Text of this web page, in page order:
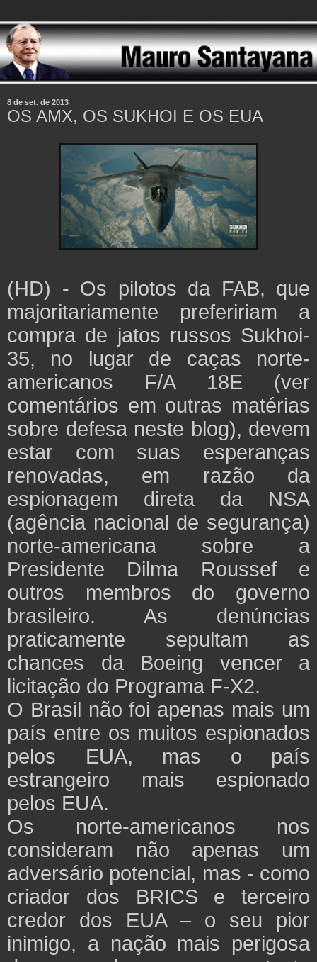
8 de set. de 2013
OS AMX, OS SUKHOI E OS EUA
(HD) - Os pilotos da FAB, que
majoritariamente prefeririam a
compra de jatos russos Sukhoi-
35, no lugar de caças norte-
americanos F/A 18E (ver
comentários em outras matérias
sobre defesa neste blog), devem
estar com suas esperanças
renovadas, em razão da
espionagem direta da NSA
(agência nacional de segurança)
norte-americana sobre a
Presidente Dilma Roussef e
outros membros do governo
brasileiro. As denúncias
praticamente sepultam as
chances da Boeing vencer a
licitação do Programa F-X2.
O Brasil não foi apenas mais um
país entre os muitos espionados
pelos EUA, mas o país
estrangeiro mais espionado
pelos EUA.
Os norte-americanos nos
consideram não apenas um
adversário potencial, mas - como
criador dos BRICS e terceiro
credor dos EUA – o seu pior
inimigo, a nação mais perigosa